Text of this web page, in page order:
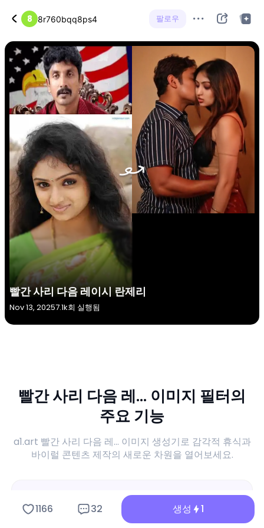
8 8r760bqq8ps4 팔로우
빨간 사리 다음 레이시 란제리
Nov 13, 20257.1k회 실행됨
빨간 사리 다음 레... 이미지 필터의
주요 기능
a1.art 빨간 사리 다음 레... 이미지 생성기로 감각적 휴식과
바이럴 콘텐츠 제작의 새로운 차원을 열어보세요.
1166 32 생성 1